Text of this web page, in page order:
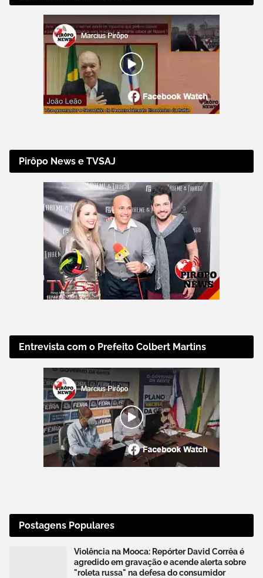
Pirôpo News e TVSAJ
Entrevista com o Prefeito Colbert Martins
Postagens Populares
Violência na Mooca: Repórter David Corrêa é
agredido em gravação e acende alerta sobre
"roleta russa" na defesa do consumidor